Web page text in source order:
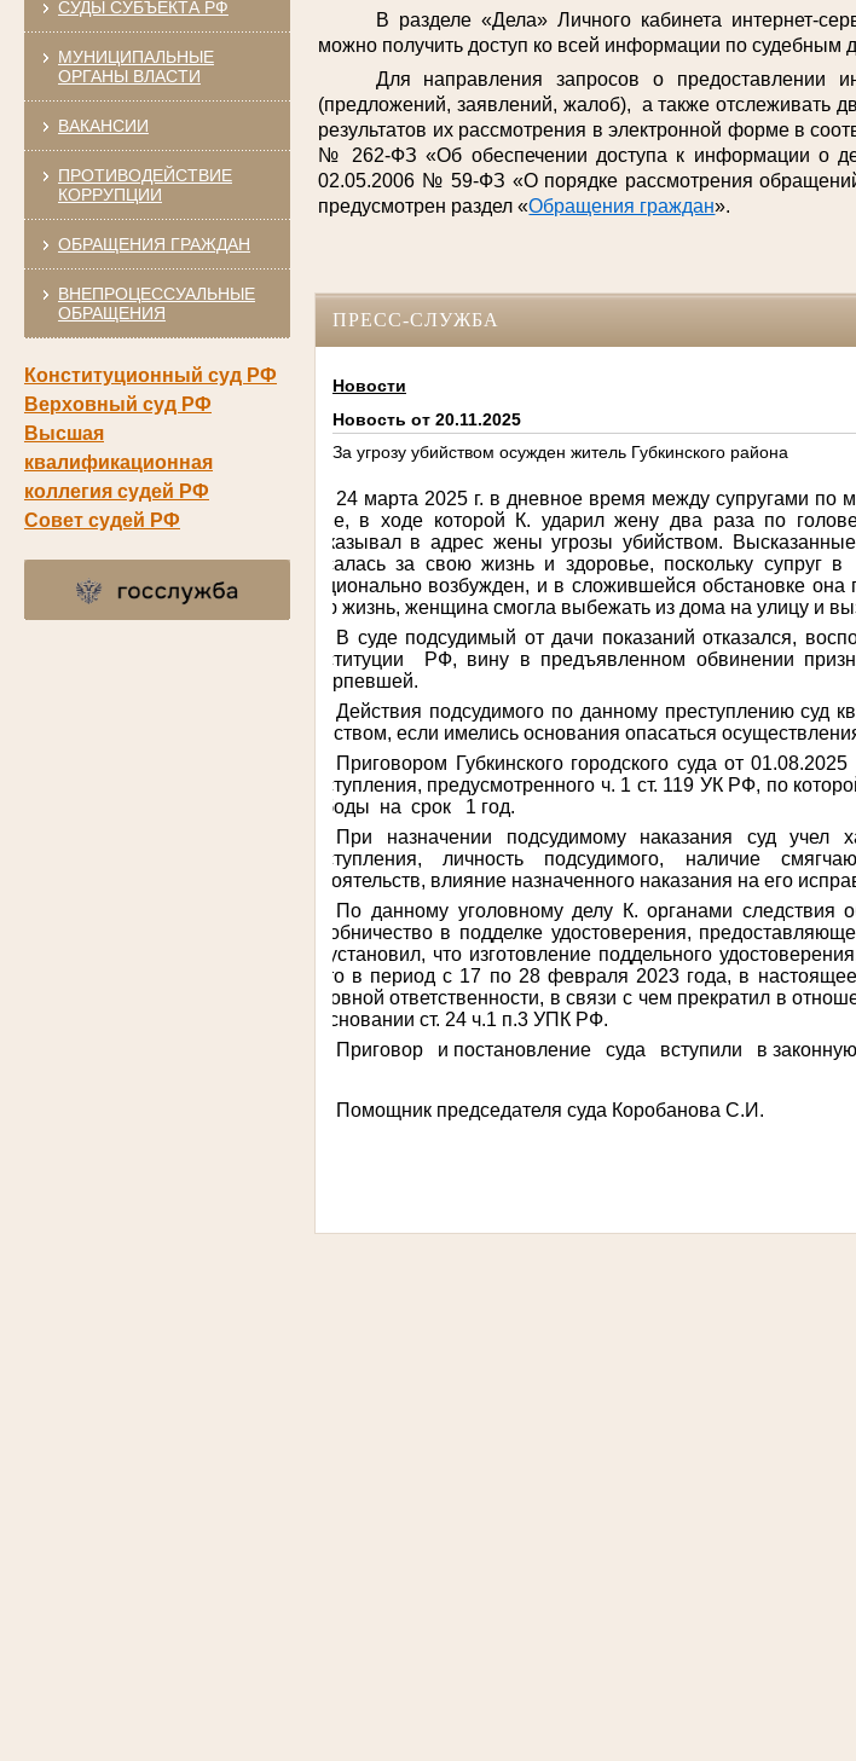
СУДЫ СУБЪЕКТА РФ
МУНИЦИПАЛЬНЫЕ
ОРГАНЫ ВЛАСТИ
ВАКАНСИИ
ПРОТИВОДЕЙСТВИЕ
КОРРУПЦИИ
ОБРАЩЕНИЯ ГРАЖДАН
ВНЕПРОЦЕССУАЛЬНЫЕ
ОБРАЩЕНИЯ
Конституционный суд РФ
Верховный суд РФ
Высшая
квалификационная
коллегия судей РФ
Совет судей РФ
В разделе «Дела» Личного кабинета интернет-
можно получить доступ ко всей информации по судебным
Для направления запросов о предоставлении
(предложений, заявлений, жалоб), а также отслеживать
результатов их рассмотрения в электронной форме в
№ 262-ФЗ «Об обеспечении доступа к информации о
02.05.2006 № 59-ФЗ «О порядке рассмотрения
предусмотрен раздел «Обращения граждан».
ПРЕСС-СЛУЖБА
Новости
Новость от 20.11.2025
За угрозу убийством осужден житель Губкинского района
24 марта 2025 г. в дневное время между супругами по
почве, в ходе которой
К. ударил жену два раза по
высказывал в адрес жены угрозы убийством.
опасалась за свою жизнь и здоровье, поскольку супруг в
эмоционально возбужден, и в сложившейся обстановке
свою жизнь, женщина смогла выбежать из дома на улицу и
В суде подсудимый от дачи показаний отказался,
Конституции РФ, вину в предъявленном обвинении
потерпевшей.
Действия подсудимого по данному преступлению суд
убийством, если имелись основания опасаться
Приговором Губкинского городского суда от
преступления, предусмотренного ч. 1 ст. 119 УК РФ, по
свободы на срок 1 год.
При назначении подсудимому наказания суд учел
преступления, личность подсудимого, наличие
обстоятельств, влияние назначенного наказания на его
По данному уголовному делу К. органами
(пособничество в подделке удостоверения,
суд установил, что изготовление поддельного
место в период с 17 по 28 февраля 2023 года, в
уголовной ответственности, в связи с чем прекратил в
на основании ст. 24 ч.1 п.3 УПК РФ.
Приговор и постановление суда вступили в законную
Помощник председателя суда Коробанова С.И.